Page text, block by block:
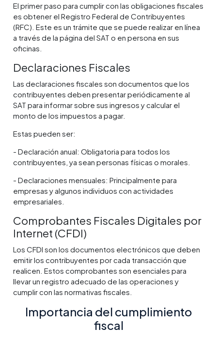
El primer paso para cumplir con las obligaciones fiscales
es obtener el Registro Federal de Contribuyentes
(RFC). Este es un trámite que se puede realizar en línea
a través de la página del SAT o en persona en sus
oficinas.
Declaraciones Fiscales
Las declaraciones fiscales son documentos que los
contribuyentes deben presentar periódicamente al
SAT para informar sobre sus ingresos y calcular el
monto de los impuestos a pagar.
Estas pueden ser:
- Declaración anual: Obligatoria para todos los
contribuyentes, ya sean personas físicas o morales.
- Declaraciones mensuales: Principalmente para
empresas y algunos individuos con actividades
empresariales.
Comprobantes Fiscales Digitales por
Internet (CFDI)
Los CFDI son los documentos electrónicos que deben
emitir los contribuyentes por cada transacción que
realicen. Estos comprobantes son esenciales para
llevar un registro adecuado de las operaciones y
cumplir con las normativas fiscales.
Importancia del cumplimiento
fiscal